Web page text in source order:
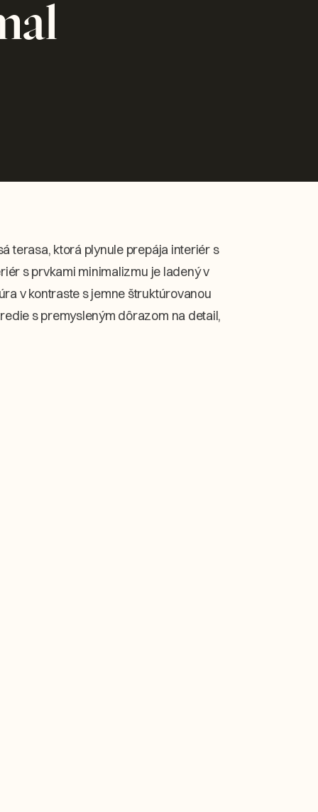
terasa, ktorá plynule prepája interiér s
s prvkami minimalizmu je ladený v
v kontraste s jemne štruktúrovanou
s premysleným dôrazom na detail,